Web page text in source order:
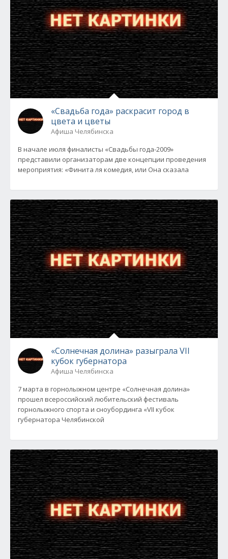
«Свадьба года» раскрасит город в
цвета и цветы
Афиша Челябинска
В начале июля финалисты «Свадьбы года-2009»
представили организаторам две концепции проведения
мероприятия: «Финита ля комедия, или Она сказала
«Солнечная долина» разыграла VII
кубок губернатора
Афиша Челябинска
7 марта в горнолыжном центре «Солнечная долина»
прошел всероссийский любительский фестиваль
горнолыжного спорта и сноубординга «VII кубок
губернатора Челябинской